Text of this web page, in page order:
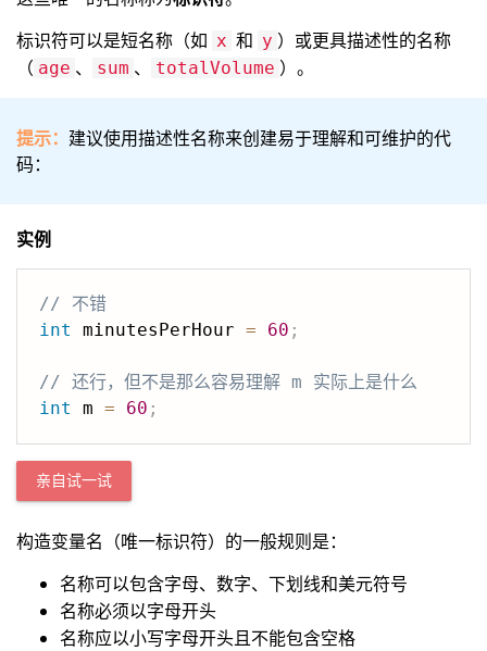
标识符可以是短名称（如 x 和 y ）或更具描述性的名称
（ age 、 sum 、 totalVolume ）。
提示： 建议使用描述性名称来创建易于理解和可维护的代
码：
实例
// 不错
int
minutesPerHour = 60 ;
// 还行，但不是那么容易理解 m 实际上是什么
int
m = 60 ;
亲自试一试
构造变量名（唯一标识符）的一般规则是：
名称可以包含字母、数字、下划线和美元符号
名称必须以字母开头
名称应以小写字母开头且不能包含空格